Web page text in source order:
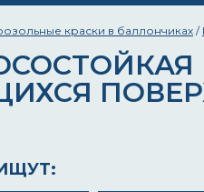
краски в баллончиках /